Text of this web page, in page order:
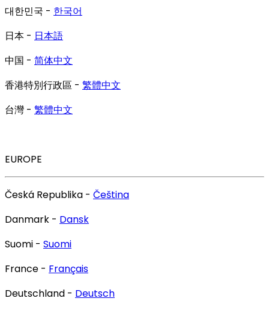
대한민국 - 한국어
日本 - 日本語
中国 - 简体中文
香港特別行政區 - 繁體中文
台灣 - 繁體中文
EUROPE
Česká Republika - Čeština
Danmark - Dansk
Suomi - Suomi
France - Français
Deutschland - Deutsch